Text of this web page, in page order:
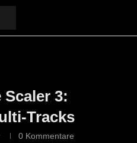
3:
Tracks
0 Kommentare